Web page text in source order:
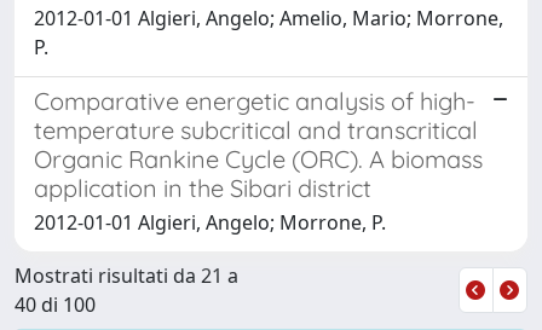
2012-01-01 Algieri, Angelo; Amelio, Mario; Morrone,
P.
Comparative energetic analysis of high-
temperature subcritical and transcritical
Organic Rankine Cycle (ORC). A biomass
application in the Sibari district
2012-01-01 Algieri, Angelo; Morrone, P.
Mostrati risultati da 21 a
40 di 100